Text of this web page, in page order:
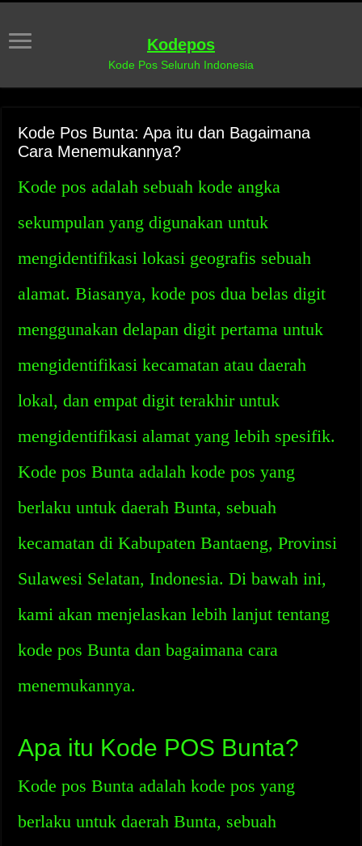
Kodepos
Kode Pos Seluruh Indonesia
Kode Pos Bunta: Apa itu dan Bagaimana
Cara Menemukannya?
Kode pos adalah sebuah kode angka
sekumpulan yang digunakan untuk
mengidentifikasi lokasi geografis sebuah
alamat. Biasanya, kode pos dua belas digit
menggunakan delapan digit pertama untuk
mengidentifikasi kecamatan atau daerah
lokal, dan empat digit terakhir untuk
mengidentifikasi alamat yang lebih spesifik.
Kode pos Bunta adalah kode pos yang
berlaku untuk daerah Bunta, sebuah
kecamatan di Kabupaten Bantaeng, Provinsi
Sulawesi Selatan, Indonesia. Di bawah ini,
kami akan menjelaskan lebih lanjut tentang
kode pos Bunta dan bagaimana cara
menemukannya.
Apa itu Kode POS Bunta?
Kode pos Bunta adalah kode pos yang
berlaku untuk daerah Bunta, sebuah